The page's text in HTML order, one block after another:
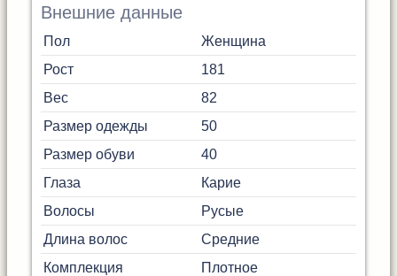
Внешние данные
Пол
Женщина
Рост
181
Вес
82
Размер одежды
50
Размер обуви
40
Глаза
Карие
Волосы
Русые
Длина волос
Средние
Комплекция
Плотное